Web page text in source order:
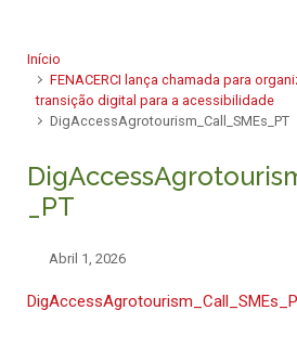
Início
FENACERCI lança chamada para
transição digital para a acessibilidade
DigAccessAgrotourism_Call_SMEs_PT
_PT
Abril 1, 2026